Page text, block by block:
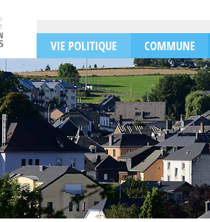
VIE POLITIQUE COMMUNE